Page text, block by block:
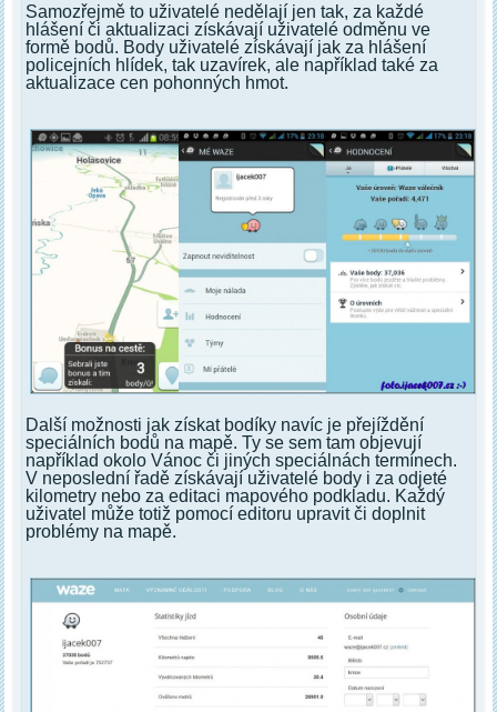
Samozřejmě to uživatelé nedělají jen tak, za každé
hlášení či aktualizaci získávají uživatelé odměnu ve
formě bodů. Body uživatelé získávají jak za hlášení
policejních hlídek, tak uzavírek, ale například také za
aktualizace cen pohonných hmot.
Další možnosti jak získat bodíky navíc je přejíždění
speciálních bodů na mapě. Ty se sem tam objevují
například okolo Vánoc či jiných speciálnách termínech.
V neposlední řadě získávají uživatelé body i za odjeté
kilometry nebo za editaci mapového podkladu. Každý
uživatel může totiž pomocí editoru upravit či doplnit
problémy na mapě.